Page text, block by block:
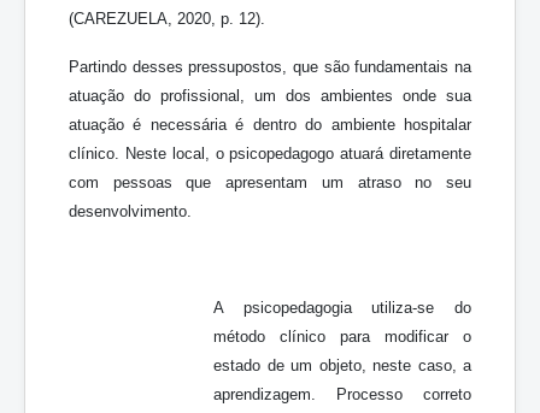
(CAREZUELA, 2020, p. 12).
Partindo desses pressupostos, que são fundamentais na
atuação do profissional, um dos ambientes onde sua
atuação é necessária é dentro do ambiente hospitalar
clínico. Neste local, o psicopedagogo atuará diretamente
com pessoas que apresentam um atraso no seu
desenvolvimento.
A psicopedagogia utiliza-se do
método clínico para modificar o
estado de um objeto, neste caso, a
aprendizagem. Processo correto